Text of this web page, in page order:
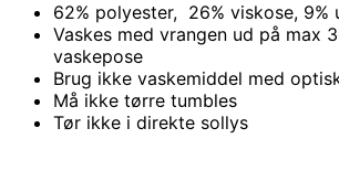
62% polyester, 26% viskose, 9%
Vaskes med vrangen ud på max
vaskepose
Brug ikke vaskemiddel med
Må ikke tørre tumbles
Tør ikke i direkte sollys